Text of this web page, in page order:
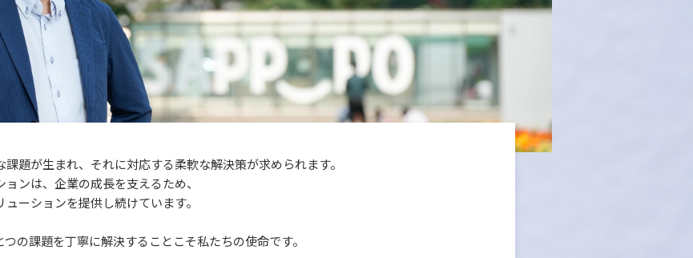
題が生まれ、 それに対応する柔軟な解決策が求められます。
ンは、 企業の成長を支えるため、
ューションを提供し続けています。
つの課題を丁寧に解決することこそ私たちの使命です。